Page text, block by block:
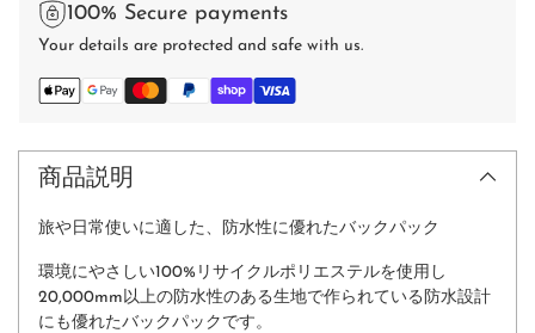
100% Secure payments
Your details are protected and safe with us.
商品説明
旅や日常使いに適した、防水性に優れたバックパック
環境にやさしい100%リサイクルポリエステルを使用し
20,000mm以上の防水性のある生地で作られている防水設計
にも優れたバックパックです。